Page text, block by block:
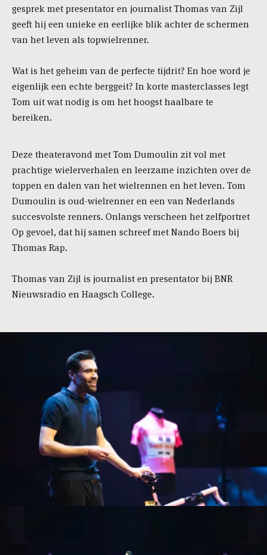
gesprek met presentator en journalist Thomas van Zijl
geeft hij een unieke en eerlijke blik achter de schermen
van het leven als topwielrenner.
Wat is het geheim van de perfecte tijdrit? En hoe word je
eigenlijk een echte berggeit? In korte masterclasses legt
Tom uit wat nodig is om het hoogst haalbare te
bereiken.
Deze theateravond met Tom Dumoulin zit vol met
prachtige wielerverhalen en leerzame inzichten over de
toppen en dalen van het wielrennen en het leven. Tom
Dumoulin is oud-wielrenner en een van Nederlands
succesvolste renners. Onlangs verscheen het zelfportret
Op gevoel, dat hij samen schreef met Nando Boers bij
Thomas Rap.
Thomas van Zijl is journalist en presentator bij BNR
Nieuwsradio en Haagsch College.